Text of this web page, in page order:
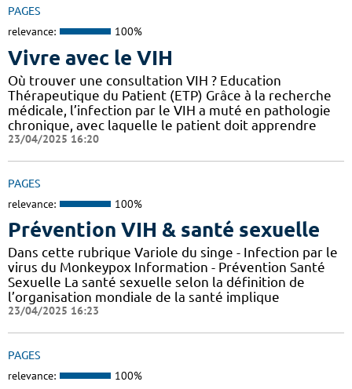
PAGES
relevance: 100%
Vivre avec le VIH
Où trouver une consultation VIH ? Education
Thérapeutique du Patient (ETP) Grâce à la recherche
médicale, l’infection par le VIH a muté en pathologie
chronique, avec laquelle le patient doit apprendre
23/04/2025 16:20
PAGES
relevance: 100%
Prévention VIH & santé sexuelle
Dans cette rubrique Variole du singe - Infection par le
virus du Monkeypox Information - Prévention Santé
Sexuelle La santé sexuelle selon la définition de
l’organisation mondiale de la santé implique
23/04/2025 16:23
PAGES
relevance: 100%